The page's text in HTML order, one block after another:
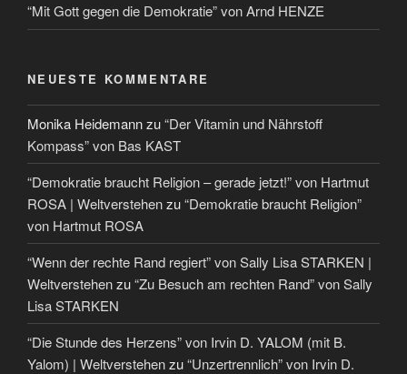
“Mit Gott gegen die Demokratie” von Arnd HENZE
NEUESTE KOMMENTARE
Monika Heidemannzu“Der Vitamin und Nährstoff
Kompass” von Bas KAST
“Demokratie braucht Religion – gerade jetzt!” von Hartmut
ROSA | Weltverstehenzu“Demokratie braucht Religion”
von Hartmut ROSA
“Wenn der rechte Rand regiert” von Sally Lisa STARKEN |
Weltverstehenzu“Zu Besuch am rechten Rand” von Sally
Lisa STARKEN
“Die Stunde des Herzens” von Irvin D. YALOM (mit B.
Yalom) | Weltverstehenzu“Unzertrennlich” von Irvin D.